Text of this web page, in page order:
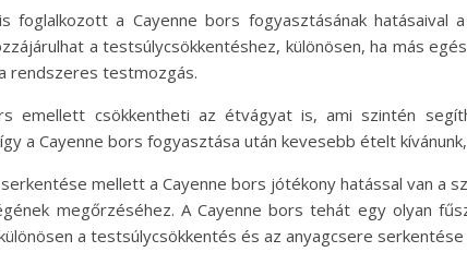
foglalkozott a Cayenne bors fogyasztásának
a testsúlycsökkentéshez, különösen, ha más
rendszeres testmozgás.
emellett csökkentheti az étvágyat is, ami szintén
a Cayenne bors fogyasztása után kevesebb ételt
mellett a Cayenne bors jótékony hatással van a
megőrzéséhez. A Cayenne bors tehát egy olyan
a testsúlycsökkentés és az anyagcsere